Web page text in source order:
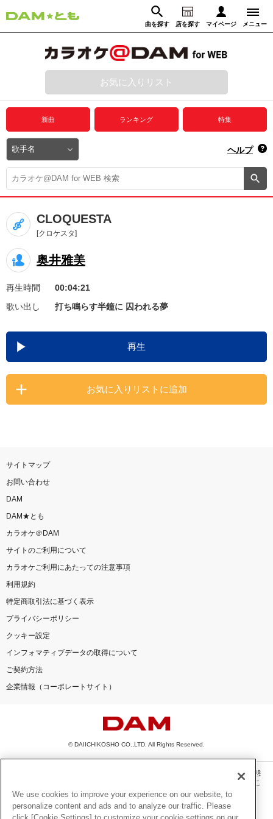
曲を探す 店を探す マイページ メニュー
動画からさがす 録音からさがす
ログイン
プレミアムサービス
DAM★とも動画
DAM★とも録音
カラオケ＠DAM
ユーザー検索
キャンペーン
お知らせ よくあるご質問
DAMの新曲・ランキングなど
カラオケ最新情報をチェック！
お気に入りリスト
新曲 ランキング 特集
ヘルプ
CLOQUESTA
[クロケスタ]
奥井雅美
再生時間
00:04:21
歌い出し
打ち鳴らす半鐘に 囚われる夢
再生
お気に入りリストに追加
サイトマップ
お問い合わせ
DAM
DAM★とも
カラオケ＠DAM
サイトのご利用について
カラオケご利用にあたっての注意事項
利用規約
特定商取引法に基づく表示
プライバシーポリシー
クッキー設定
インフォマティブデータの取得について
ご契約方法
企業情報（コーポレートサイト）
© DAIICHIKOSHO CO.,LTD. All Rights Reserved.
このサイトに掲載されている一切の文章・画像・写真・動画・音声等を、手段や形態
を問わず、著作権法の定める範囲を超えて無断で複製、転載、ファイル化などするこ
とを禁じます。
楽曲及びコンテンツは、機種によりご利用いただけない場合があります。
We use cookies to improve your experience on our website, to
personalize content and ads and to analyze our traffic. Please